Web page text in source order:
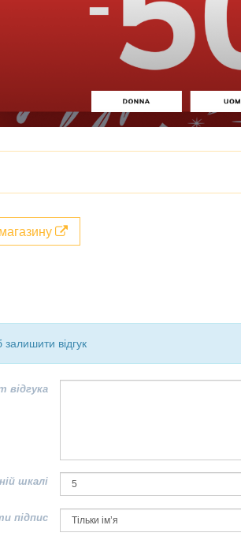
залишити відгук
відгука
шкалі
підпис